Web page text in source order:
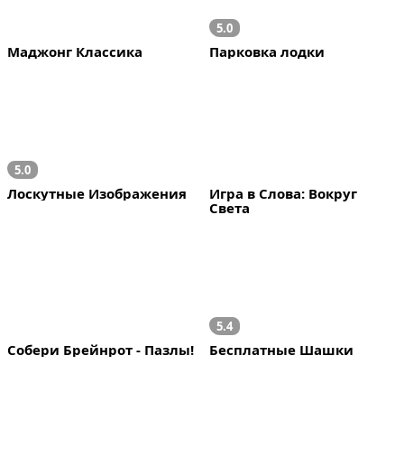
Маджонг Классика
5.0
Парковка лодки
5.0
Лоскутные Изображения
Игра в Слова: Вокруг
Света
Собери Брейнрот - Пазлы!
5.4
Бесплатные Шашки